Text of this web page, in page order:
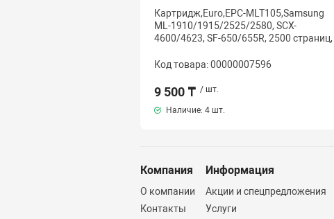
Картридж,Euro,EPC-MLT105,Samsung
ML-1910/1915/2525/2580, SCX-
4600/4623, SF-650/655R, 2500 страниц,
Код товара: 00000007596
9 500 ₸ / шт.
Наличие: 4 шт.
Компания
О компании
Контакты
Информация
Акции и спецпредложения
Услуги